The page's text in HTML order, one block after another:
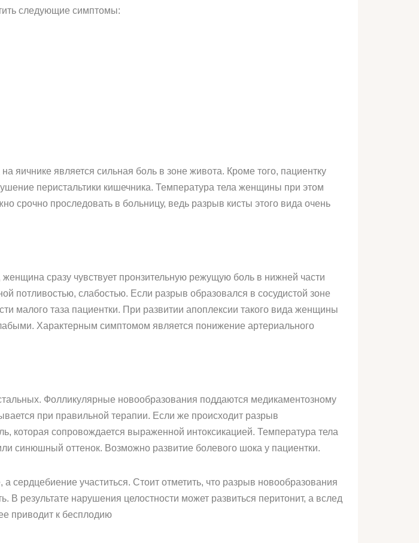
следующие симптомы:
яичнике является сильная боль в зоне живота. Кроме того, пациентку
перистальтики кишечника. Температура тела женщины при этом
срочно проследовать в больницу, ведь разрыв кисты этого вида очень
женщина сразу чувствует пронзительную режущую боль в нижней части
потливостью, слабостью. Если разрыв образовался в сосудистой зоне
малого таза пациентки. При развитии апоплексии такого вида женщины
Характерным симптомом является понижение артериального
Фолликулярные новообразования поддаются медикаментозному
при правильной терапии. Если же происходит разрыв
которая сопровождается выраженной интоксикацией. Температура тела
синюшный оттенок. Возможно развитие болевого шока у пациентки.
участиться. Стоит отметить, что разрыв новообразования
В результате нарушения целостности может развиться перитонит, а вслед
приводит к бесплодию